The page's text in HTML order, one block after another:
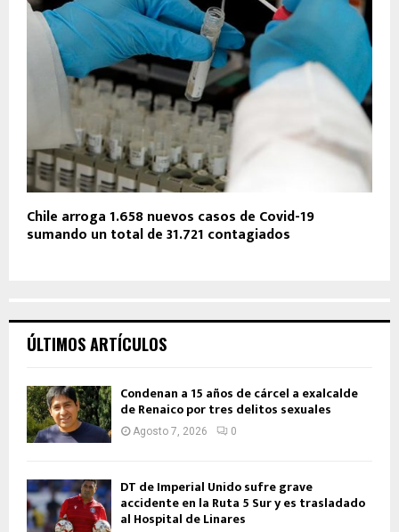
Chile arroga 1.658 nuevos casos de Covid-19
sumando un total de 31.721 contagiados
ÚLTIMOS ARTÍCULOS
Condenan a 15 años de cárcel a exalcalde
de Renaico por tres delitos sexuales
Agosto 7, 2026 0
DT de Imperial Unido sufre grave
accidente en la Ruta 5 Sur y es trasladado
al Hospital de Linares